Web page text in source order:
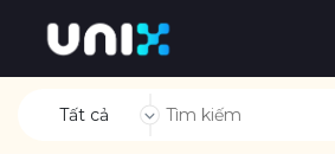
Tất cả